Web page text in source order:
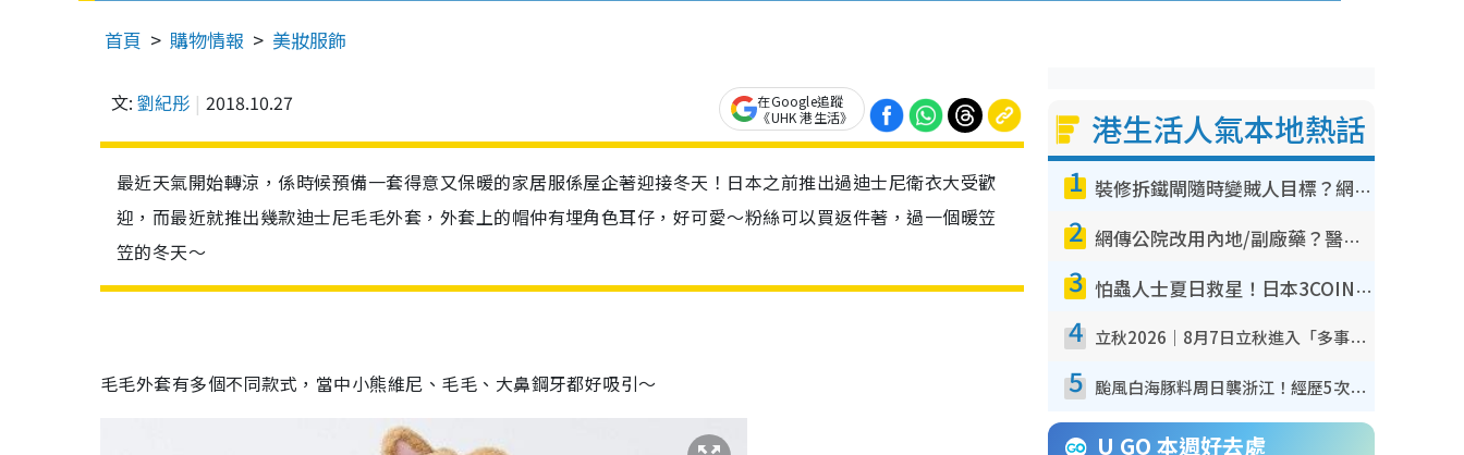
首頁 購物情報 美妝服飾
文: 劉紀彤 2018.10.27
在Google追蹤
《UHK 港生活》
最近天氣開始轉涼，係時候預備一套得意又保暖的家居服係屋企著迎接冬天！日本之前推出過迪士尼衛衣大受歡
迎，而最近就推出幾款迪士尼毛毛外套，外套上的帽仲有埋角色耳仔，好可愛～粉絲可以買返件著，過一個暖笠
笠的冬天～
毛毛外套有多個不同款式，當中小熊維尼、毛毛、大鼻鋼牙都好吸引～
港生活人氣本地熱話
1 裝修拆鐵閘隨時變賊人目標？網民揭2大關鍵用途：裝新式等於白裝？附新舊鐵閘分別
2 網傳公院改用內地/副廠藥？醫生拆解正副廠分別 揭4類人換藥隨時出事
3 怕蟲人士夏日救星！日本3COINS爆紅驅蟲神器$45起 1招「全程免觸碰」輕鬆搞定小強
4 立秋2026｜8月7日立秋進入「多事之秋」 3件事唔做得！專家教6招開運 清枱頭／銀包納氣接好運
5 颱風白海豚料周日襲浙江！經歷5次「眼牆置換」極罕見 成登陸內地最長途颱風
U GO 本週好去處